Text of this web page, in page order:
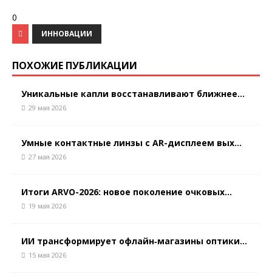
0
ИННОВАЦИИ
ПОХОЖИЕ ПУБЛИКАЦИИ
Уникальные капли восстанавливают ближнее...
29 мая 2026
Умные контактные линзы с AR-дисплеем вых...
27 мая 2026
Итоги ARVO-2026: новое поколение очковых...
19 мая 2026
ИИ трансформирует офлайн‑магазины оптики...
15 мая 2026